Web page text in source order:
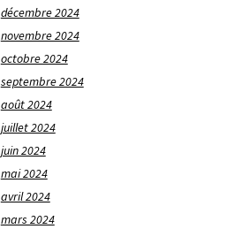
décembre 2024
novembre 2024
octobre 2024
septembre 2024
août 2024
juillet 2024
juin 2024
mai 2024
avril 2024
mars 2024